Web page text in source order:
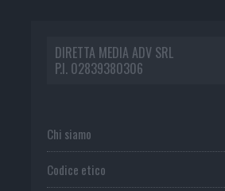
DIRETTA MEDIA ADV SRL
P.I. 02839380306
Chi siamo
Codice etico